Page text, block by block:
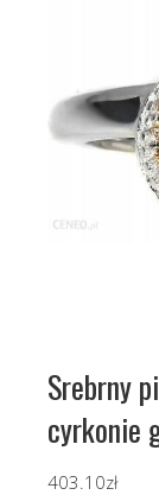
Srebrny
cyrkonie
403.10zł